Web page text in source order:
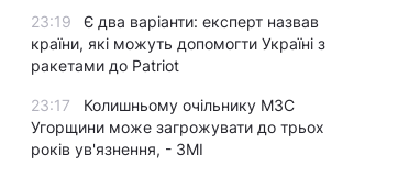
23:19
Є два варіанти: експерт назвав
країни, які можуть допомогти Україні з
ракетами до Patriot
23:17
Колишньому очільнику МЗС
Угорщини може загрожувати до трьох
років ув'язнення, - ЗМІ